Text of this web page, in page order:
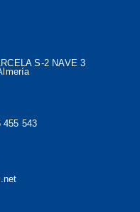
S-2 NAVE 3
455 543